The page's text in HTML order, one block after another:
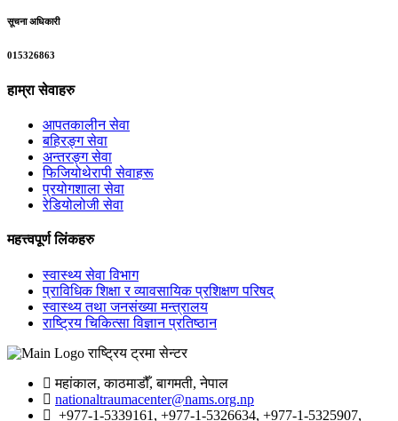
सूचना अधिकारी
015326863
हाम्रा सेवाहरु
आपतकालीन सेवा
बहिरङ्ग सेवा
अन्तरङ्ग सेवा
फिजियोथेरापी सेवाहरू
प्रयोगशाला सेवा
रेडियोलोजी सेवा
महत्त्वपूर्ण लिंकहरु
स्वास्थ्य सेवा विभाग
प्राविधिक शिक्षा र व्यावसायिक प्रशिक्षण परिषद्
स्वास्थ्य तथा जनसंख्या मन्त्रालय
राष्ट्रिय चिकित्सा विज्ञान प्रतिष्ठान
राष्ट्रिय ट्रमा सेन्टर
महांकाल, काठमाडौँ, बागमती, नेपाल
nationaltraumacenter@nams.org.np
+977-1-5339161, +977-1-5326634, +977-1-5325907,